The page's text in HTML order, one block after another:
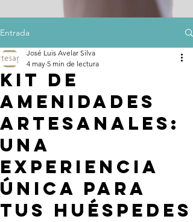
Entrada
Kit de
amenidades
artesanales:
una
experiencia
única para
tus huéspedes
José Luis Avelar Silva
4 may 5 min de lectura